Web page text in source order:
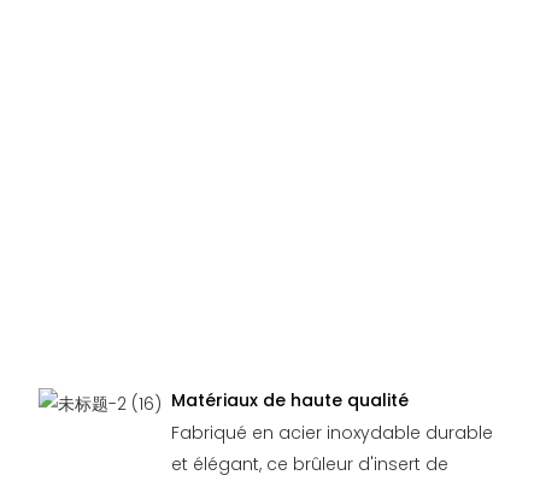
Matériaux de haute qualité
Fabriqué en acier inoxydable durable
et élégant, ce brûleur d'insert de